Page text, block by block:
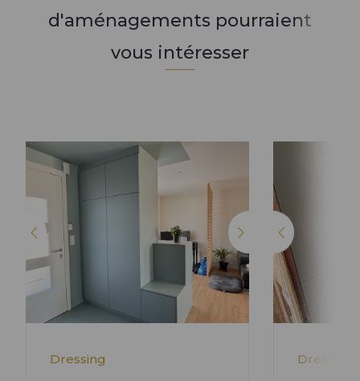
d'aménagements pourraient
vous intéresser
Dressing Dressing